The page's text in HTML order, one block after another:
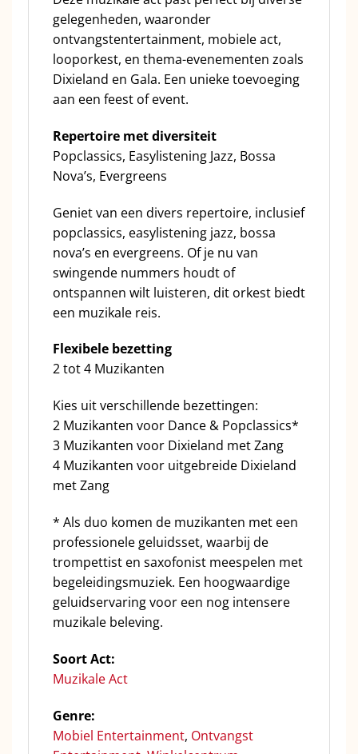
gelegenheden, waaronder
ontvangstentertainment, mobiele act,
looporkest, en thema-evenementen zoals
Dixieland en Gala. Een unieke toevoeging
aan een feest of event.
Repertoire met diversiteit
Popclassics, Easylistening Jazz, Bossa
Nova’s, Evergreens
Geniet van een divers repertoire, inclusief
popclassics, easylistening jazz, bossa
nova’s en evergreens. Of je nu van
swingende nummers houdt of
ontspannen wilt luisteren, dit orkest biedt
een muzikale reis.
Flexibele bezetting
2 tot 4 Muzikanten
Kies uit verschillende bezettingen:
2 Muzikanten voor Dance & Popclassics*
3 Muzikanten voor Dixieland met Zang
4 Muzikanten voor uitgebreide Dixieland
met Zang
* Als duo komen de muzikanten met een
professionele geluidsset, waarbij de
trompettist en saxofonist meespelen met
begeleidingsmuziek. Een hoogwaardige
geluidservaring voor een nog intensere
muzikale beleving.
Soort Act:
Muzikale Act
Genre:
Mobiel Entertainment, Ontvangst